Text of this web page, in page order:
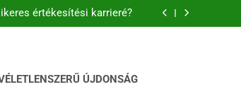
gyakorlatban
értékesítési karrieré?
sikeres beilleszkedésében
értékesítési karrieré?
sikeres beilleszkedésében
ÚJDONSÁG